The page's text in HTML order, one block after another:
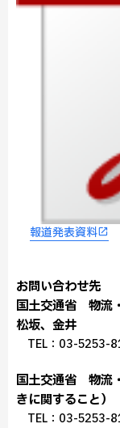
報道発表資料
お問い合わせ先
国土交通省 物流
松坂、金井
TEL：03-5253-
国土交通省 物流
きに関すること
TEL：03-5253-